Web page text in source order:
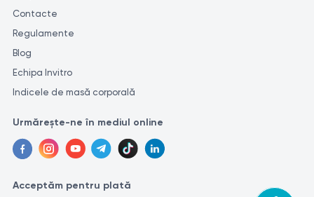
Contacte
Regulamente
Blog
Echipa Invitro
Indicele de masă corporală
Urmărește-ne în mediul online
Acceptăm pentru plată